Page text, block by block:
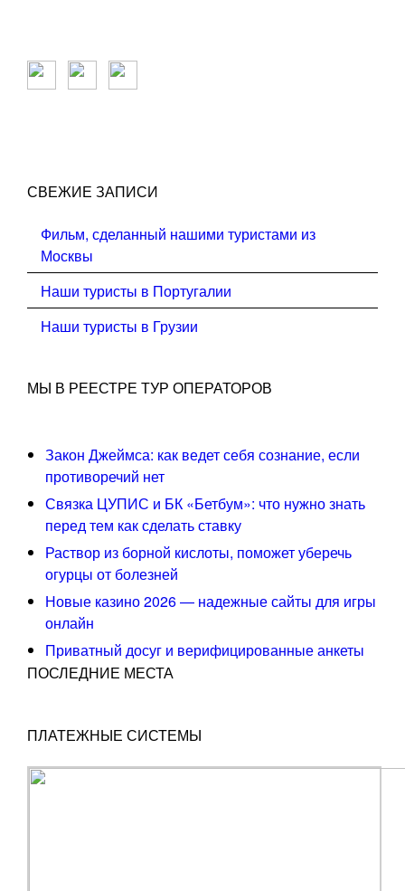
СВЕЖИЕ ЗАПИСИ
Фильм, сделанный нашими туристами из
Москвы
Наши туристы в Португалии
Наши туристы в Грузии
МЫ В РЕЕСТРЕ ТУР ОПЕРАТОРОВ
Закон Джеймса: как ведет себя сознание, если
противоречий нет
Связка ЦУПИС и БК «Бетбум»: что нужно знать
перед тем как сделать ставку
Раствор из борной кислоты, поможет уберечь
огурцы от болезней
Новые казино 2026 — надежные сайты для игры
онлайн
Приватный досуг и верифицированные анкеты
ПОСЛЕДНИЕ МЕСТА
ПЛАТЕЖНЫЕ СИСТЕМЫ